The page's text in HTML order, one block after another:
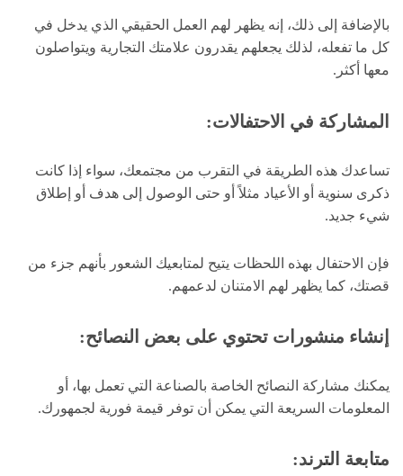
بالإضافة إلى ذلك، إنه يظهر لهم العمل الحقيقي الذي يدخل في
كل ما تفعله، لذلك يجعلهم يقدرون علامتك التجارية ويتواصلون
معها أكثر.
المشاركة في الاحتفالات:
تساعدك هذه الطريقة في التقرب من مجتمعك، سواء إذا كانت
ذكرى سنوية أو الأعياد مثلاً أو حتى الوصول إلى هدف أو إطلاق
شيء جديد.
فإن الاحتفال بهذه اللحظات يتيح لمتابعيك الشعور بأنهم جزء من
قصتك، كما يظهر لهم الامتنان لدعمهم.
إنشاء منشورات تحتوي على بعض النصائح:
يمكنك مشاركة النصائح الخاصة بالصناعة التي تعمل بها، أو
المعلومات السريعة التي يمكن أن توفر قيمة فورية لجمهورك.
متابعة الترند: